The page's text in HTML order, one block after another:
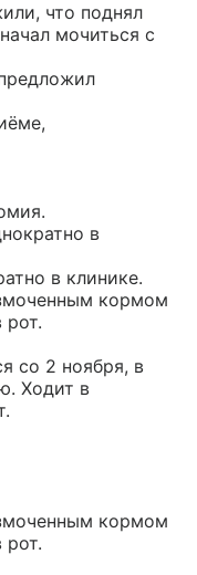
что поднял
мочиться с
в
в клинике.
кормом
со 2 ноября, в
Ходит в
кормом